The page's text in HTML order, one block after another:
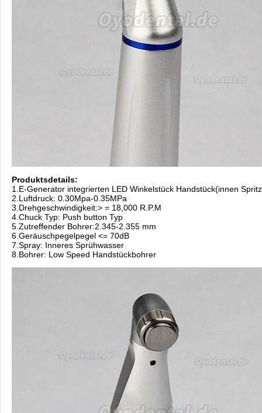
Produktsdetails:
1.E-Generator integrierten LED Winkelstück Handstück(innen
2.Luftdruck: 0.30Mpa-0.35MPa
3.Drehgeschwindigkeit:> = 18,000 R.P.M
4.Chuck Typ: Push button Typ
5.Zutreffender Bohrer:2.345-2.355 mm
6.Geräuschpegelpegel <= 70dB
7.Spray: Inneres Sprühwasser
8.Bohrer: Low Speed Handstückbohrer